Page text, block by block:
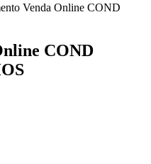
Venda Online COND
COND